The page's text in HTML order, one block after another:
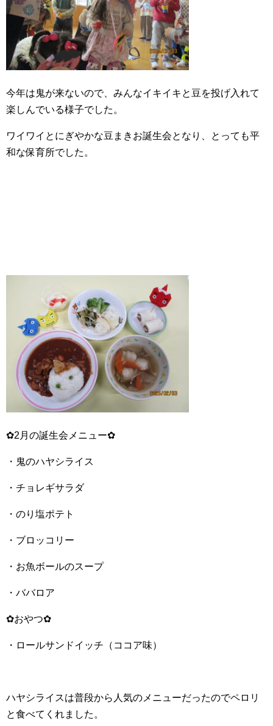
今年は鬼が来ないので、みんなイキイキと豆を投げ入れて
楽しんでいる様子でした。
ワイワイとにぎやかな豆まきお誕生会となり、とっても平
和な保育所でした。
✿2月の誕生会メニュー✿
・鬼のハヤシライス
・チョレギサラダ
・のり塩ポテト
・ブロッコリー
・お魚ボールのスープ
・ババロア
✿おやつ✿
・ロールサンドイッチ（ココア味）
ハヤシライスは普段から人気のメニューだったのでペロリ
と食べてくれました。